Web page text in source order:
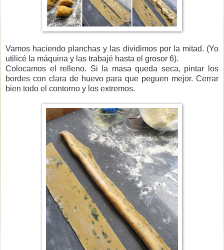
Vamos haciendo planchas y las dividimos por la mitad. (Yo
utilicé la máquina y las trabajé hasta el grosor 6).
Colocamos el relleno. Si la masa queda seca, pintar los
bordes con clara de huevo para que peguen mejor. Cerrar
bien todo el contorno y los extremos.